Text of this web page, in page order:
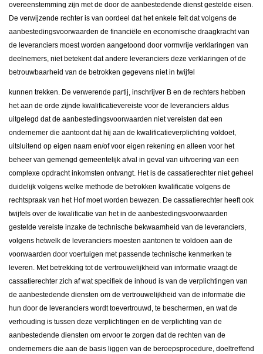
overeenstemming zijn met de door de aanbestedende dienst gestelde eisen.
De verwijzende rechter is van oordeel dat het enkele feit dat volgens de
aanbestedingsvoorwaarden de financiële en economische draagkracht van
de leveranciers moest worden aangetoond door vormvrije verklaringen van
deelnemers, niet betekent dat andere leveranciers deze verklaringen of de
betrouwbaarheid van de betrokken gegevens niet in twijfel
kunnen trekken. De verwerende partij, inschrijver B en de rechters hebben
het aan de orde zijnde kwalificatievereiste voor de leveranciers aldus
uitgelegd dat de aanbestedingsvoorwaarden niet vereisten dat een
ondernemer die aantoont dat hij aan de kwalificatieverplichting voldoet,
uitsluitend op eigen naam en/of voor eigen rekening en alleen voor het
beheer van gemengd gemeentelijk afval in geval van uitvoering van een
complexe opdracht inkomsten ontvangt. Het is de cassatierechter niet geheel
duidelijk volgens welke methode de betrokken kwalificatie volgens de
rechtspraak van het Hof moet worden bewezen. De cassatierechter heeft ook
twijfels over de kwalificatie van het in de aanbestedingsvoorwaarden
gestelde vereiste inzake de technische bekwaamheid van de leveranciers,
volgens hetwelk de leveranciers moesten aantonen te voldoen aan de
voorwaarden door voertuigen met passende technische kenmerken te
leveren. Met betrekking tot de vertrouwelijkheid van informatie vraagt de
cassatierechter zich af wat specifiek de inhoud is van de verplichtingen van
de aanbestedende diensten om de vertrouwelijkheid van de informatie die
hun door de leveranciers wordt toevertrouwd, te beschermen, en wat de
verhouding is tussen deze verplichtingen en de verplichting van de
aanbestedende diensten om ervoor te zorgen dat de rechten van de
ondernemers die aan de basis liggen van de beroepsprocedure, doeltreffend